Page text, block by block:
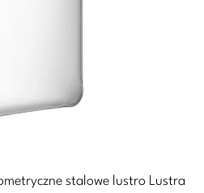
stalowe lustro Lustra